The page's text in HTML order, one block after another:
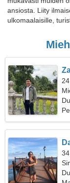
ansiosta. Liity
ulkomaalaisille,